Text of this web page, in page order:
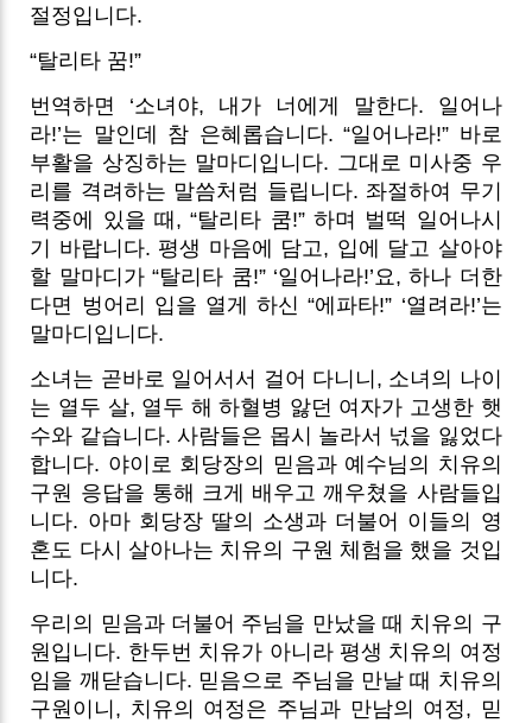
절정입니다.
“탈리타 꿈!”
번역하면 ‘소녀야, 내가 너에게 말한다. 일어나
라!’는 말인데 참 은혜롭습니다. “일어나라!” 바로
부활을 상징하는 말마디입니다. 그대로 미사중 우
리를 격려하는 말씀처럼 들립니다. 좌절하여 무기
력중에 있을 때, “탈리타 쿰!” 하며 벌떡 일어나시
기 바랍니다. 평생 마음에 담고, 입에 달고 살아야
할 말마디가 “탈리타 쿰!” ‘일어나라!’요, 하나 더한
다면 벙어리 입을 열게 하신 “에파타!” ‘열려라!’는
말마디입니다.
소녀는 곧바로 일어서서 걸어 다니니, 소녀의 나이
는 열두 살, 열두 해 하혈병 앓던 여자가 고생한 햇
수와 같습니다. 사람들은 몹시 놀라서 넋을 잃었다
합니다. 야이로 회당장의 믿음과 예수님의 치유의
구원 응답을 통해 크게 배우고 깨우쳤을 사람들입
니다. 아마 회당장 딸의 소생과 더불어 이들의 영
혼도 다시 살아나는 치유의 구원 체험을 했을 것입
니다.
우리의 믿음과 더불어 주님을 만났을 때 치유의 구
원입니다. 한두번 치유가 아니라 평생 치유의 여정
임을 깨닫습니다. 믿음으로 주님을 만날 때 치유의
구원이니, 치유의 여정은 주님과 만남의 여정, 믿